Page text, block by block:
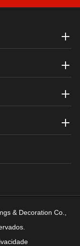
& Decoration Co.,